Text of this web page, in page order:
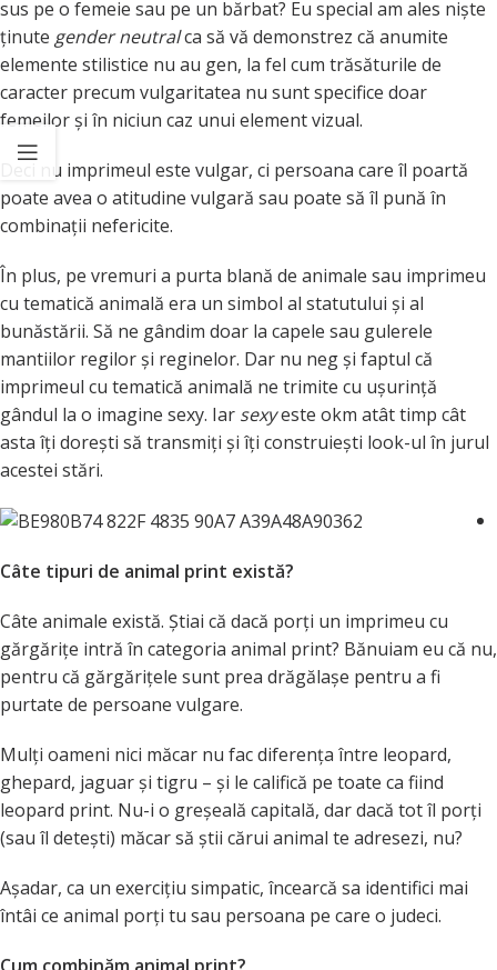
sus pe o femeie sau pe un bărbat? Eu special am ales niște
ținute gender neutralca să vă demonstrez că anumite
elemente stilistice nu au gen, la fel cum trăsăturile de
caracter precum vulgaritatea nu sunt specifice doar
femeilor și în niciun caz unui element vizual.
Deci nu imprimeul este vulgar, ci persoana care îl poartă
poate avea o atitudine vulgară sau poate să îl pună în
combinații nefericite.
În plus, pe vremuri a purta blană de animale sau imprimeu
cu tematică animală era un simbol al statutului și al
bunăstării. Să ne gândim doar la capele sau gulerele
mantiilor regilor și reginelor. Dar nu neg și faptul că
imprimeul cu tematică animală ne trimite cu ușurință
gândul la o imagine sexy. Iar sexyeste okm atât timp cât
asta îți dorești să transmiți și îți construiești look-ul în jurul
acestei stări.
Câte tipuri de animal print există?
Câte animale există. Știai că dacă porți un imprimeu cu
gărgărițe intră în categoria animal print? Bănuiam eu că nu,
pentru că gărgărițele sunt prea drăgălașe pentru a fi
purtate de persoane vulgare.
Mulți oameni nici măcar nu fac diferența între leopard,
ghepard, jaguar și tigru – și le califică pe toate ca fiind
leopard print. Nu-i o greșeală capitală, dar dacă tot îl porți
(sau îl detești) măcar să știi cărui animal te adresezi, nu?
Așadar, ca un exercițiu simpatic, încearcă sa identifici mai
întâi ce animal porți tu sau persoana pe care o judeci.